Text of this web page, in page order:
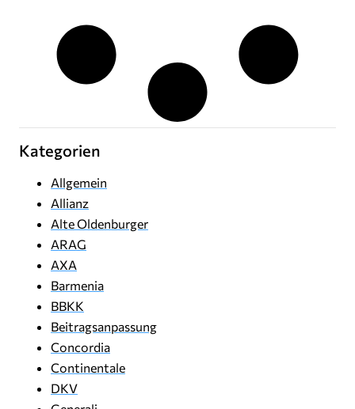
Kategorien
Allgemein
Allianz
Alte Oldenburger
ARAG
AXA
Barmenia
BBKK
Beitragsanpassung
Concordia
Continentale
DKV